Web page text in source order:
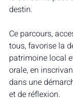
destin.
Ce parcours,
tous, favorise la
patrimoine local
orale, en
dans une
et de réflexion.